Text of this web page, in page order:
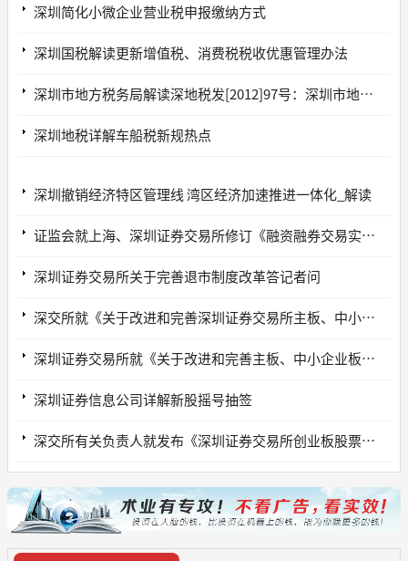
深圳简化小微企业营业税申报缴纳方式
深圳国税解读更新增值税、消费税税收优惠管理办法
深圳市地方税务局解读深地税发[2012]97号：深圳市地方税务局印花税核定征收管理办法
深圳地税详解车船税新规热点
深圳撤销经济特区管理线 湾区经济加速推进一体化_解读
证监会就上海、深圳证券交易所修订《融资融券交易实施细则》等答问
深圳证券交易所关于完善退市制度改革答记者问
深交所就《关于改进和完善深圳证券交易所主板、中小企业板上市公司退市制度的方案》答记者问
深圳证券交易所就《关于改进和完善主板、中小企业板上市公司退市制度的方案（征求意见稿）》答记者问
深圳证券信息公司详解新股摇号抽签
深交所有关负责人就发布《深圳证券交易所创业板股票上市规则（征求意见稿）》答记者问